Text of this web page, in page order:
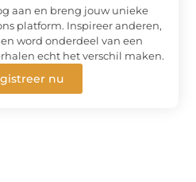
aan en breng jouw unieke
platform. Inspireer anderen,
word onderdeel van een
echt het verschil maken.
nu